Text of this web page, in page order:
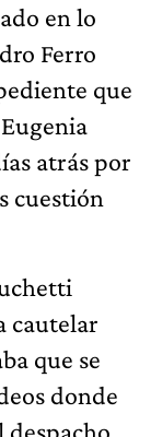
en lo
Ferro
que
atrás por
cuestión
cautelar
que se
donde
despacho